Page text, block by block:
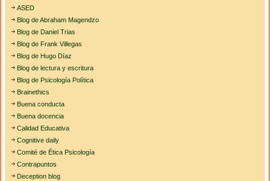
ASED
Blog de Abraham Magendzo
Blog de Daniel Trias
Blog de Frank Villegas
Blog de Hugo Díaz
Blog de lectura y escritura
Blog de Psicología Política
Brainethics
Buena conducta
Buena docencia
Calidad Educativa
Cognitive daily
Comité de Ética Psicología
Contrapuntos
Deception blog